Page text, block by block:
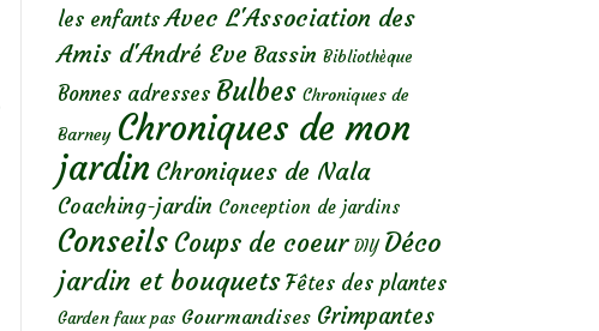
les enfants Avec L'Association des
Amis d'André Eve Bassin Bibliothèque
Bonnes adresses Bulbes Chroniques de
Barney Chroniques de mon
jardin Chroniques de Nala
Coaching-jardin Conception de jardins
Conseils Coups de coeur DIY Déco
jardin et bouquets Fêtes des plantes
Garden faux pas Gourmandises Grimpantes